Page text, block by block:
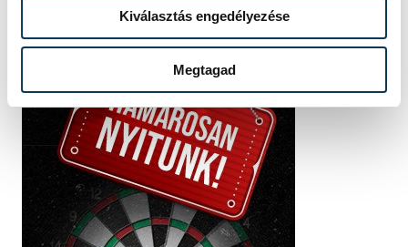
Kiválasztás engedélyezése
Megtagad